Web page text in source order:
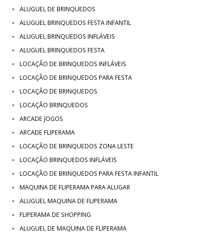
ALUGUEL DE BRINQUEDOS
ALUGUEL BRINQUEDOS FESTA INFANTIL
ALUGUEL BRINQUEDOS INFLÁVEIS
ALUGUEL BRINQUEDOS FESTA
LOCAÇÃO DE BRINQUEDOS INFLÁVEIS
LOCAÇÃO DE BRINQUEDOS PARA FESTA
LOCAÇÃO DE BRINQUEDOS
LOCAÇÃO BRINQUEDOS
ARCADE JOGOS
ARCADE FLIPERAMA
LOCAÇÃO DE BRINQUEDOS ZONA LESTE
LOCAÇÃO BRINQUEDOS INFLÁVEIS
LOCAÇÃO DE BRINQUEDOS PARA FESTA INFANTIL
MAQUINA DE FLIPERAMA PARA ALUGAR
ALUGUEL MAQUINA DE FLIPERAMA
FLIPERAMA DE SHOPPING
ALUGUEL DE MAQUINA DE FLIPERAMA